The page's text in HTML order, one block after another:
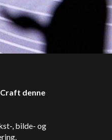
denne
, bilde- og